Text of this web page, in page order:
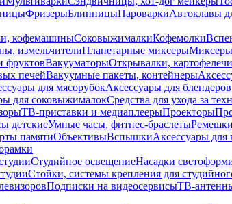
ФризерыБлинницыПароваркиАвтоклавы
кофемашиныСоковыжималкиКофемолки
измельчителиПланетарные миксерыМиксеры
фруктовВакууматорыОткрывалки,
печейВакуумные пакеты, контейнеры
для мясорубокАксессуары для
для соковыжималокСредства для ухода за
ТВ-приставки и медиаплеерыПроекторы
детскиеУмные часы, фитнес-браслеты
памятиОбъективыВспышкиАксессуары для
Студийное освещениеНасадки
Стойки, системы крепления для
Подписки на видеосервисыТВ-